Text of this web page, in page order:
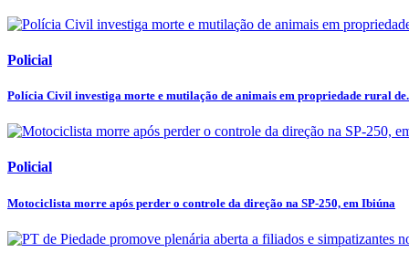
Policial
Polícia Civil investiga morte e mutilação de animais em propriedade rural
Policial
Motociclista morre após perder o controle da direção na SP-250, em Ibiúna